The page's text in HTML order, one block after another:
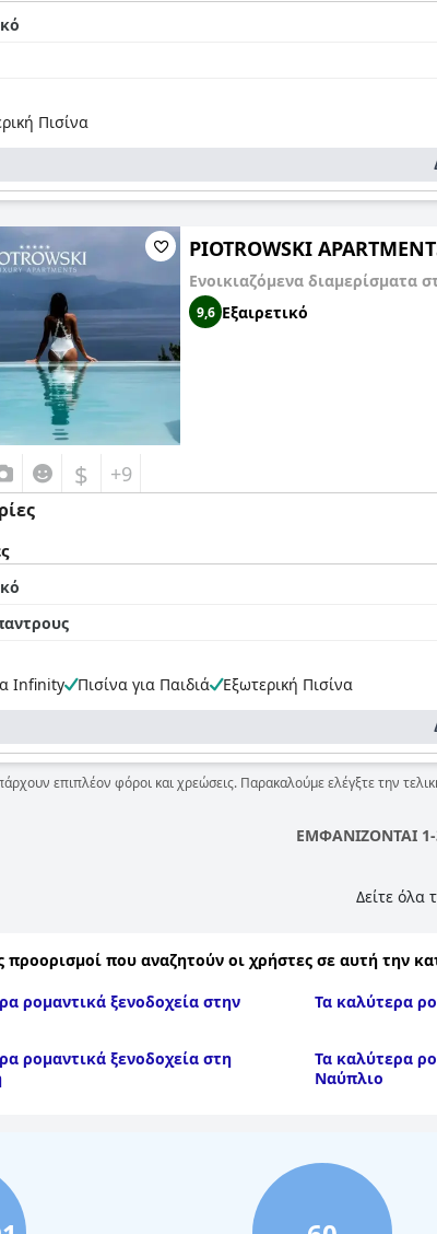
Πισίνα
PIOTROWSKI
Ενοικιαζόμενα διαμερίσματα
9,6 Εξαιρετικό
$ +9
Infinity
Πισίνα για Παιδιά Εξωτερική Πισίνα
επιπλέον φόροι και χρεώσεις. Παρακαλούμε ελέγξτε την
ΕΜΦΑΝΙΖΟΝΤΑΙ
Δείτε όλα
προορισμοί που αναζητούν οι χρήστες σε αυτή την
ρομαντικά ξενοδοχεία στην
Τα καλύτερα
ρομαντικά ξενοδοχεία στη
Τα καλύτερα
Ναύπλιο